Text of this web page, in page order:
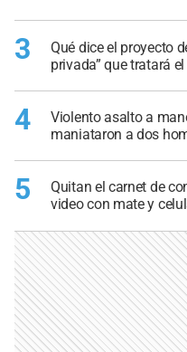
3
Qué dice el proyecto
privada” que tratará
4
Violento asalto a
maniataron a dos
5
Quitan el carnet de
video con mate y